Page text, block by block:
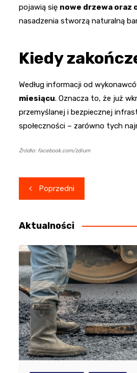
pojawią się nowe drzewa oraz
nasadzenia stworzą naturalną
Kiedy
Według informacji od
miesiącu. Oznacza to, że już
przemyślanej i bezpiecznej
społeczności – zarówno tych
Źródło: facebook.com/zdium
Nawigacja
wpisu
Poprzedni
Aktualności